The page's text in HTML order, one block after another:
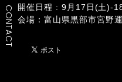
CONTACT
開催日程 : 9月17日(土)-
会場：富山県黒部市宮野